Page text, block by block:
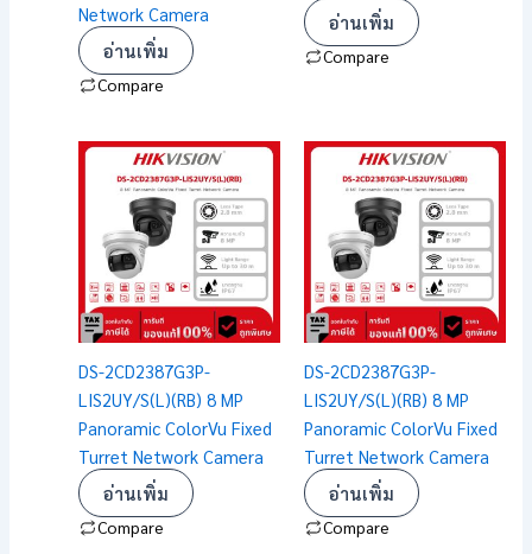
Network Camera
อ่านเพิ่ม
Compare
อ่านเพิ่ม
Compare
DS-2CD2387G3P-
LIS2UY/S(L)(RB) 8 MP
Panoramic ColorVu Fixed
Turret Network Camera
อ่านเพิ่ม
Compare
DS-2CD2387G3P-
LIS2UY/S(L)(RB) 8 MP
Panoramic ColorVu Fixed
Turret Network Camera
อ่านเพิ่ม
Compare